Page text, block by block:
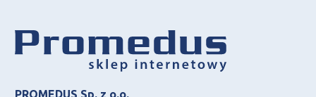
PROMEDUS Sp. z o.o.